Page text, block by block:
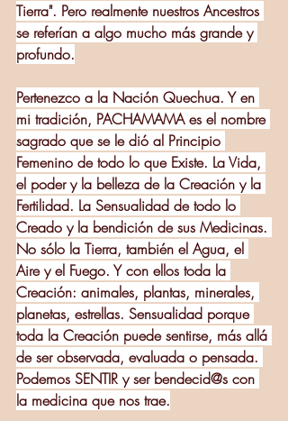
Tierra". Pero realmente nuestros Ancestros
se referían a algo mucho más grande y
profundo.
Pertenezco a la Nación Quechua. Y en
mi tradición, PACHAMAMA es el nombre
sagrado que se le dió al Principio
Femenino de todo lo que Existe. La Vida,
el poder y la belleza de la Creación y la
Fertilidad. La Sensualidad de todo lo
Creado y la bendición de sus Medicinas.
No sólo la Tierra, también el Agua, el
Aire y el Fuego. Y con ellos toda la
Creación: animales, plantas, minerales,
planetas, estrellas. Sensualidad porque
toda la Creación puede sentirse, más allá
de ser observada, evaluada o pensada.
Podemos SENTIR y ser bendecid@s con
la medicina que nos trae.